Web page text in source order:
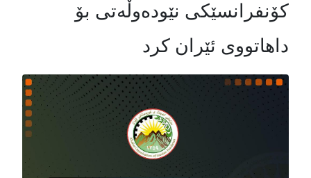
کۆنفرانسێکی نێودەوڵەتی بۆ
داهاتووی ئێران کرد